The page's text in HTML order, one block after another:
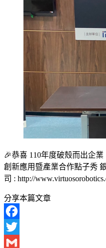
🎉恭喜 110年度破殼而出企
創新應用暨產業合作點子秀
司 : http://
分享本篇文章
Facebook
Twitter